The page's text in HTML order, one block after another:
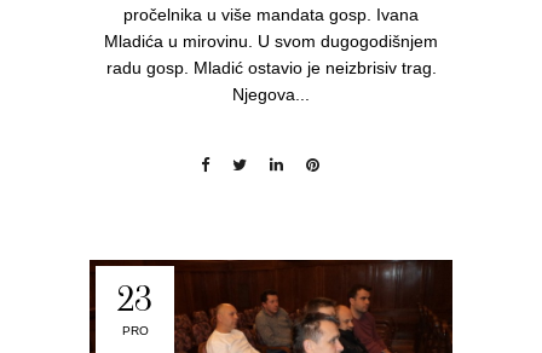
pročelnika u više mandata gosp. Ivana
Mladića u mirovinu. U svom dugogodišnjem
radu gosp. Mladić ostavio je neizbrisiv trag.
Njegova...
23
PRO